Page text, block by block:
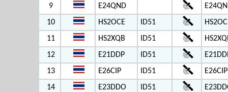
9
E24QND
10
HS2OCE ID51
11
HS2XQB ID51
12
E21DDP ID51
13
E26CIP ID51
14
E23DDO ID51